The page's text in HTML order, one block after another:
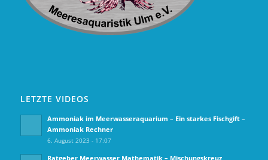
LETZTE VIDEOS
Ammoniak im Meerwasseraquarium – Ein starkes Fischgift –
Ammoniak Rechner
6. August 2023 - 17:07
Ratgeber Meerwasser Mathematik – Mischungskreuz